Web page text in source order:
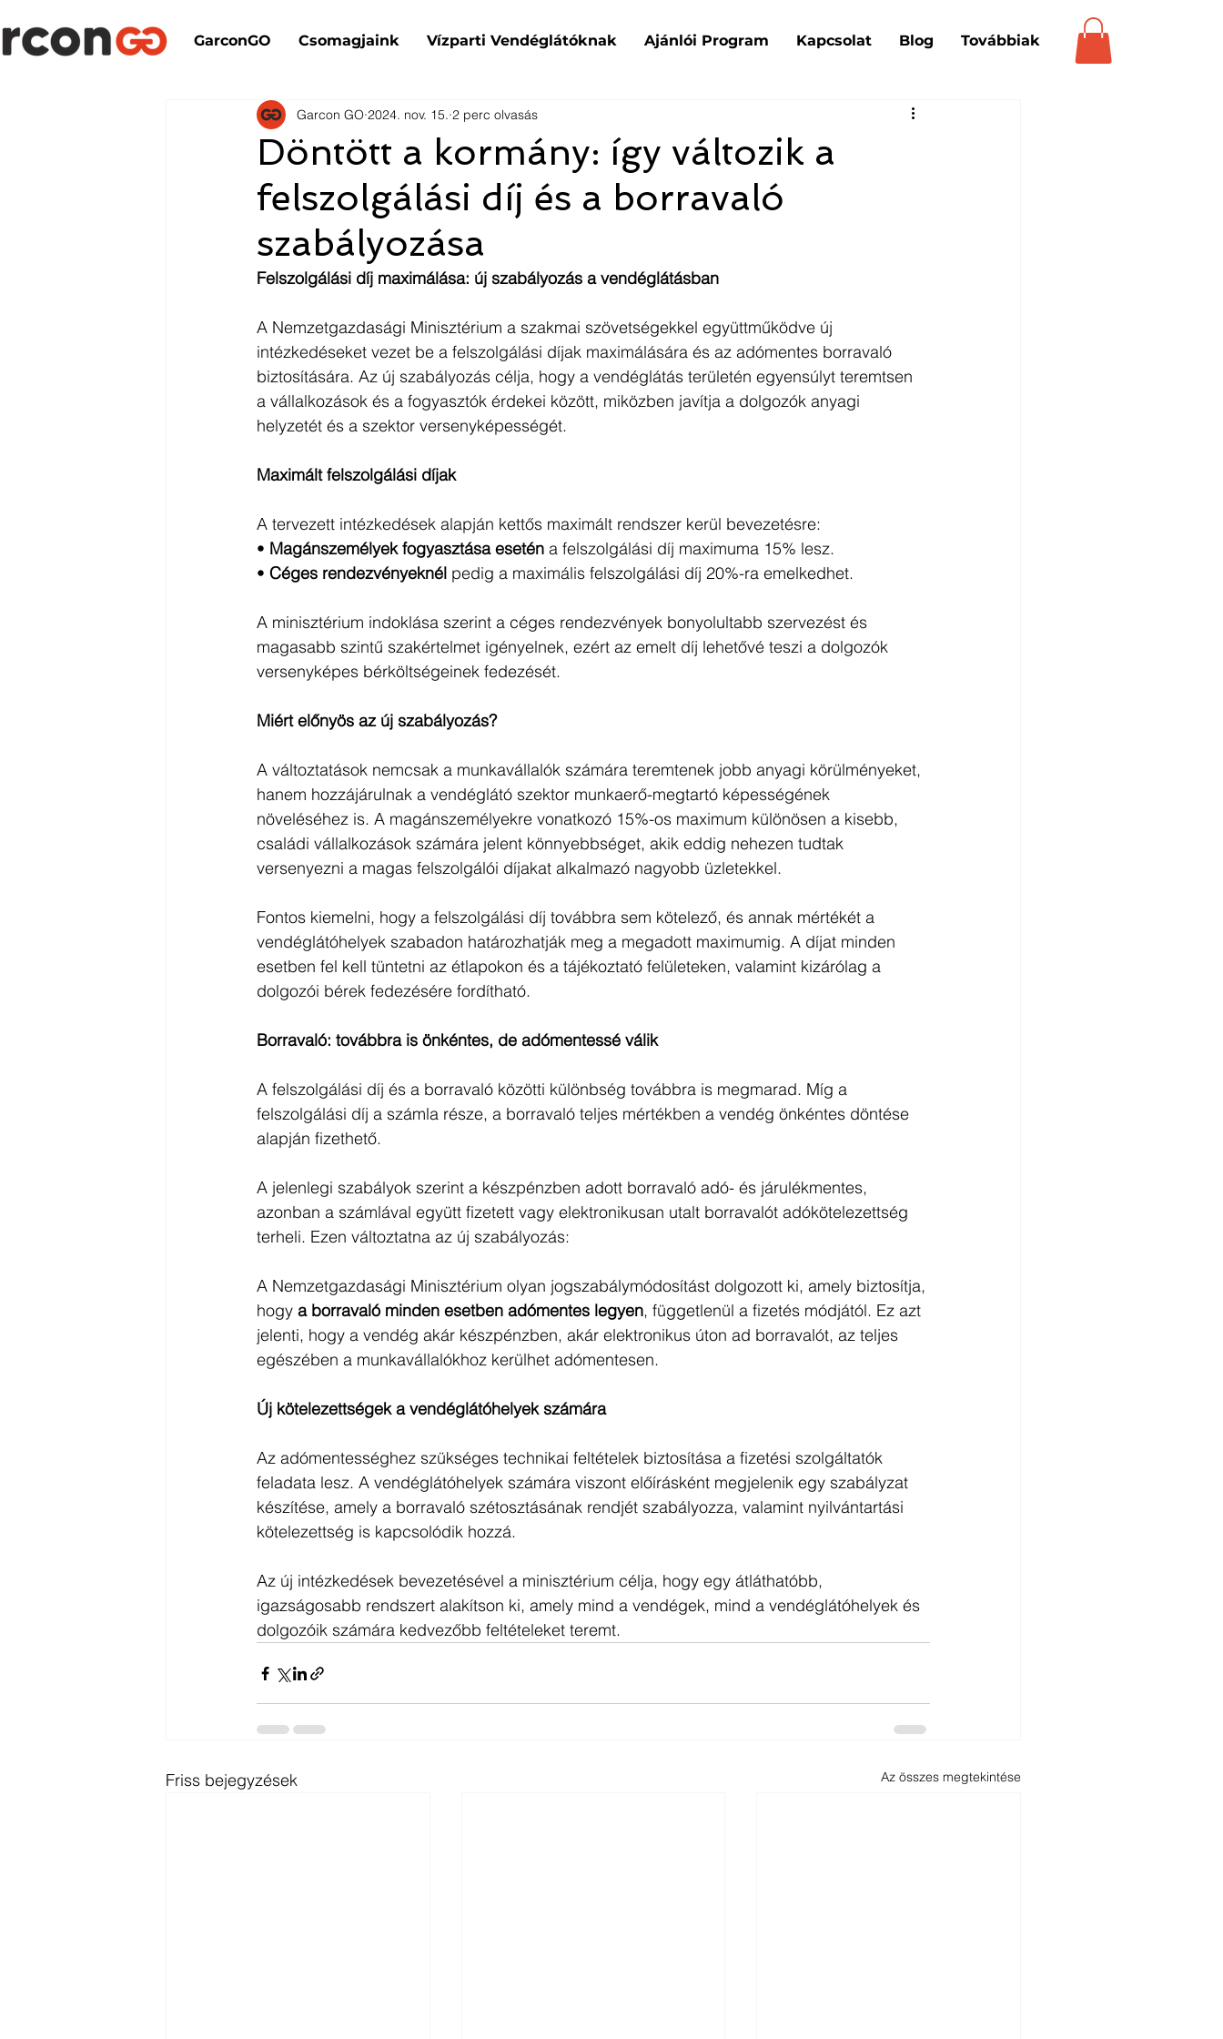
GarconGO Csomagjaink Vízparti Vendéglátóknak Ajánlói Program Kapcsolat Blog Továbbiak
Döntött a kormány: így változik a
felszolgálási díj és a borravaló
szabályozása
Garcon GO 2024. nov. 15. 2 perc olvasás
Felszolgálási díj maximálása: új szabályozás a vendéglátásban
A Nemzetgazdasági Minisztérium a szakmai szövetségekkel együttműködve új
intézkedéseket vezet be a felszolgálási díjak maximálására és az adómentes borravaló
biztosítására. Az új szabályozás célja, hogy a vendéglátás területén egyensúlyt teremtsen
a vállalkozások és a fogyasztók érdekei között, miközben javítja a dolgozók anyagi
helyzetét és a szektor versenyképességét.
Maximált felszolgálási díjak
A tervezett intézkedések alapján kettős maximált rendszer kerül bevezetésre:
• Magánszemélyek fogyasztása esetén a felszolgálási díj maximuma 15% lesz.
• Céges rendezvényeknél pedig a maximális felszolgálási díj 20%-ra emelkedhet.
A minisztérium indoklása szerint a céges rendezvények bonyolultabb szervezést és
magasabb szintű szakértelmet igényelnek, ezért az emelt díj lehetővé teszi a dolgozók
versenyképes bérköltségeinek fedezését.
Miért előnyös az új szabályozás?
A változtatások nemcsak a munkavállalók számára teremtenek jobb anyagi körülményeket,
hanem hozzájárulnak a vendéglátó szektor munkaerő-megtartó képességének
növeléséhez is. A magánszemélyekre vonatkozó 15%-os maximum különösen a kisebb,
családi vállalkozások számára jelent könnyebbséget, akik eddig nehezen tudtak
versenyezni a magas felszolgálói díjakat alkalmazó nagyobb üzletekkel.
Fontos kiemelni, hogy a felszolgálási díj továbbra sem kötelező, és annak mértékét a
vendéglátóhelyek szabadon határozhatják meg a megadott maximumig. A díjat minden
esetben fel kell tüntetni az étlapokon és a tájékoztató felületeken, valamint kizárólag a
dolgozói bérek fedezésére fordítható.
Borravaló: továbbra is önkéntes, de adómentessé válik
A felszolgálási díj és a borravaló közötti különbség továbbra is megmarad. Míg a
felszolgálási díj a számla része, a borravaló teljes mértékben a vendég önkéntes döntése
alapján fizethető.
A jelenlegi szabályok szerint a készpénzben adott borravaló adó- és járulékmentes,
azonban a számlával együtt fizetett vagy elektronikusan utalt borravalót adókötelezettség
terheli. Ezen változtatna az új szabályozás:
A Nemzetgazdasági Minisztérium olyan jogszabálymódosítást dolgozott ki, amely biztosítja,
hogy a borravaló minden esetben adómentes legyen, függetlenül a fizetés módjától. Ez azt
jelenti, hogy a vendég akár készpénzben, akár elektronikus úton ad borravalót, az teljes
egészében a munkavállalókhoz kerülhet adómentesen.
Új kötelezettségek a vendéglátóhelyek számára
Az adómentességhez szükséges technikai feltételek biztosítása a fizetési szolgáltatók
feladata lesz. A vendéglátóhelyek számára viszont előírásként megjelenik egy szabályzat
készítése, amely a borravaló szétosztásának rendjét szabályozza, valamint nyilvántartási
kötelezettség is kapcsolódik hozzá.
Az új intézkedések bevezetésével a minisztérium célja, hogy egy átláthatóbb,
igazságosabb rendszert alakítson ki, amely mind a vendégek, mind a vendéglátóhelyek és
dolgozóik számára kedvezőbb feltételeket teremt.
Friss bejegyzések Az összes megtekintése